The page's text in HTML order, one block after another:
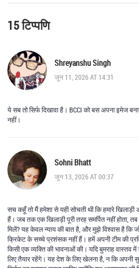
15 टिप्पणि
Shreyanshu Singh
जून 11, 2026 AT 14:31
ये सब तो सिर्फ दिखावा है। BCCI को बस अपना इमेज
नहीं।
Sohni Bhatt
जून 13, 2026 AT 00:37
सच कहूँ तो मैं हमेशा से यही सोचती थी कि हमारे
हैं। जब तक एक खिलाड़ी पूरी तरह समर्पित नहीं होता,
मिलें? यह केवल न्याय की बात है, और मुझे विश्वास है कि
क्रिकेट के सच्चे प्रशंसक नहीं हैं। हमें अपनी टीम की
किसी एक व्यक्ति की भावनाओं की। यदि बुमराह वास्तव
लिए तैयार रहेंगे। यह देश के लिए खेलना है, न कि अपनी